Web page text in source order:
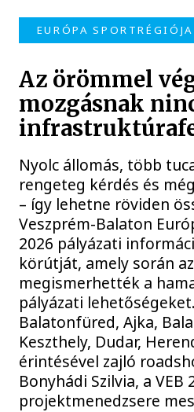
EURÓPA SPORTRÉGIÓJA
Az örömmel
mozgásnak
Nyolc állomás, több
rengeteg kérdés és
– így lehetne röviden
Veszprém-Balaton
2026 pályázati
körútját, amely során
megismerhették a
pályázati
Balatonfüred, Ajka,
Keszthely, Dudar,
érintésével zajló
Bonyhádi Szilvia, a VEB
projektmenedzsere